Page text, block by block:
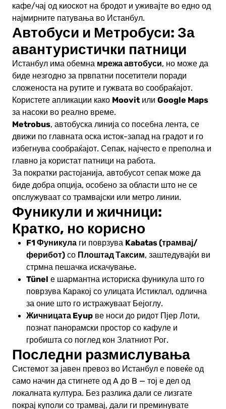
кафе/чај од киоскот на бродот и уживајте во едно од
најмирните патувања во Истанбул.
Автобуси и Метробуси: За
авантуристички патници
Истанбул има обемна мрежа автобуси, но може да
биде незгодно за првпатни посетители поради
сложеноста на рутите и гужвата во сообраќајот.
Користете апликации како Moovit или Google Maps
за насоки во реално време.
Metrobus, автобуска линија со посебна лента, се
движи по главната оска исток-запад на градот и го
избегнува сообраќајот. Сепак, најчесто е преполна и
главно ја користат патници на работа.
За пократки растојанија, автобусот сепак може да
биде добра опција, особено за области што не се
опслужуваат со трамвајски или метро линии.
Фуникули и жичници:
Кратко, но корисно
F1 Фуникула ги поврзува Kabatas (трамвај/
ферибот) со Плоштад Таксим, заштедувајќи ви
стрмна пешачка искачување.
Tünel е шармантна историска фуникула што го
поврзува Каракој со улицата Истиклал, одлична
за оние што го истражуваат Бејоглу.
Жичницата Eyup ве носи до ридот Пјер Лоти,
познат панорамски простор со кафуле и
гробишта со поглед кон Златниот Рог.
Последни размислувања
Системот за јавен превоз во Истанбул е повеќе од
само начин да стигнете од A до B — тој е дел од
локалната култура. Без разлика дали се лизгате
покрај куполи со трамвај, дали ги преминувате